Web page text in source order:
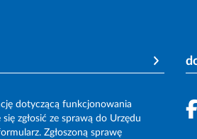
dotyczącą funkcjonowania
zgłosić ze sprawą do Urzędu
Zgłoszoną sprawę